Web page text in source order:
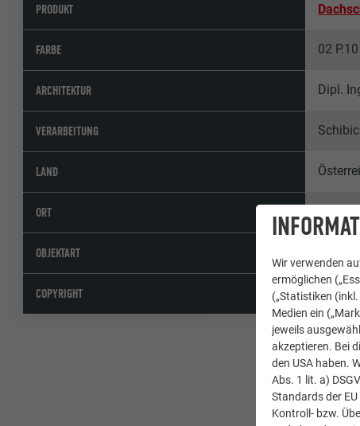
PRODUKT
FARBE 02
ARCHITEKTUR Dipl.
VERARBEITUNG
LAND
ORT
OBJEKTART
COPYRIGHT ©
Wir verwenden
ermöglichen
(„Statistiken
Medien ein
jeweils
akzeptieren. Bei
den USA haben.
Abs. 1 lit. a)
Standards der
Kontroll- bzw.